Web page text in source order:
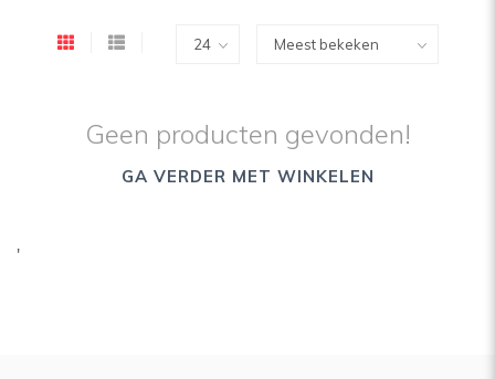
Geen producten gevonden!
GA VERDER MET WINKELEN
'